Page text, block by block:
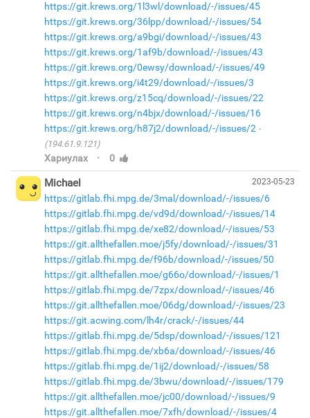
https://git.krews.org/1l3wl/download/-/issues/45
https://git.krews.org/36lpp/download/-/issues/54
https://git.krews.org/a9bgi/download/-/issues/43
https://git.krews.org/1af9b/download/-/issues/43
https://git.krews.org/0ewsy/download/-/issues/49
https://git.krews.org/i4t29/download/-/issues/3
https://git.krews.org/z15cq/download/-/issues/22
https://git.krews.org/n4bjx/download/-/issues/16
https://git.krews.org/h87j2/download/-/issues/2
(194.61.9.121)
Хариулах · 0
2023-05-23
Michael
https://gitlab.fhi.mpg.de/3mal/download/-/issues/6
https://gitlab.fhi.mpg.de/vd9d/download/-/issues/14
https://gitlab.fhi.mpg.de/xe82/download/-/issues/53
https://git.allthefallen.moe/j5fy/download/-/issues/31
https://gitlab.fhi.mpg.de/f96b/download/-/issues/50
https://git.allthefallen.moe/g66o/download/-/issues/1
https://gitlab.fhi.mpg.de/7zpx/download/-/issues/46
https://git.allthefallen.moe/06dg/download/-/issues/23
https://git.acwing.com/lh4r/crack/-/issues/44
https://gitlab.fhi.mpg.de/5dsp/download/-/issues/121
https://gitlab.fhi.mpg.de/xb6a/download/-/issues/46
https://gitlab.fhi.mpg.de/1ij2/download/-/issues/58
https://gitlab.fhi.mpg.de/3bwu/download/-/issues/179
https://git.allthefallen.moe/jc00/download/-/issues/9
https://git.allthefallen.moe/7xfh/download/-/issues/4